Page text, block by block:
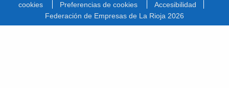
cookies
Preferencias de cookies
Accesibilidad
Federación de Empresas de La Rioja 2026